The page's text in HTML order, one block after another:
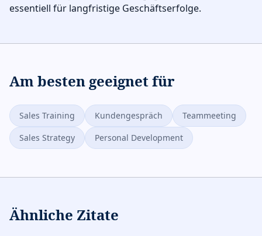
essentiell für langfristige Geschäftserfolge.
Am besten geeignet für
Sales Training Kundengespräch
Teammeeting
Sales Strategy
Personal Development
Ähnliche Zitate